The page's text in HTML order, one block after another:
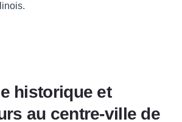
historique et
au centre-ville de